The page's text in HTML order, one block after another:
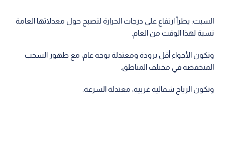
السبت: يطرأ ارتفاع على درجات الحرارة لتصبح حول معدلاتها العامة
نسبة لهذا الوقت من العام.
وتكون الأجواء أقل برودة ومعتدلة بوجه عام، مع ظهور السحب
المنخفضة في مختلف المناطق.
وتكون الرياح شمالية غربية، معتدلة السرعة.